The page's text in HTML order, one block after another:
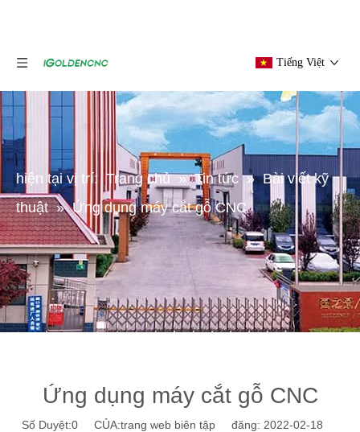
Tiếng Việt
hiện tại vị trí: Trang chủ » Tin tức » Bài viết kỹ
thuật » Ứng dụng máy cắt gỗ CNC
Ứng dụng máy cắt gỗ CNC
Số Duyệt:0CỦA:trang web biên tập đăng: 2022-02-18